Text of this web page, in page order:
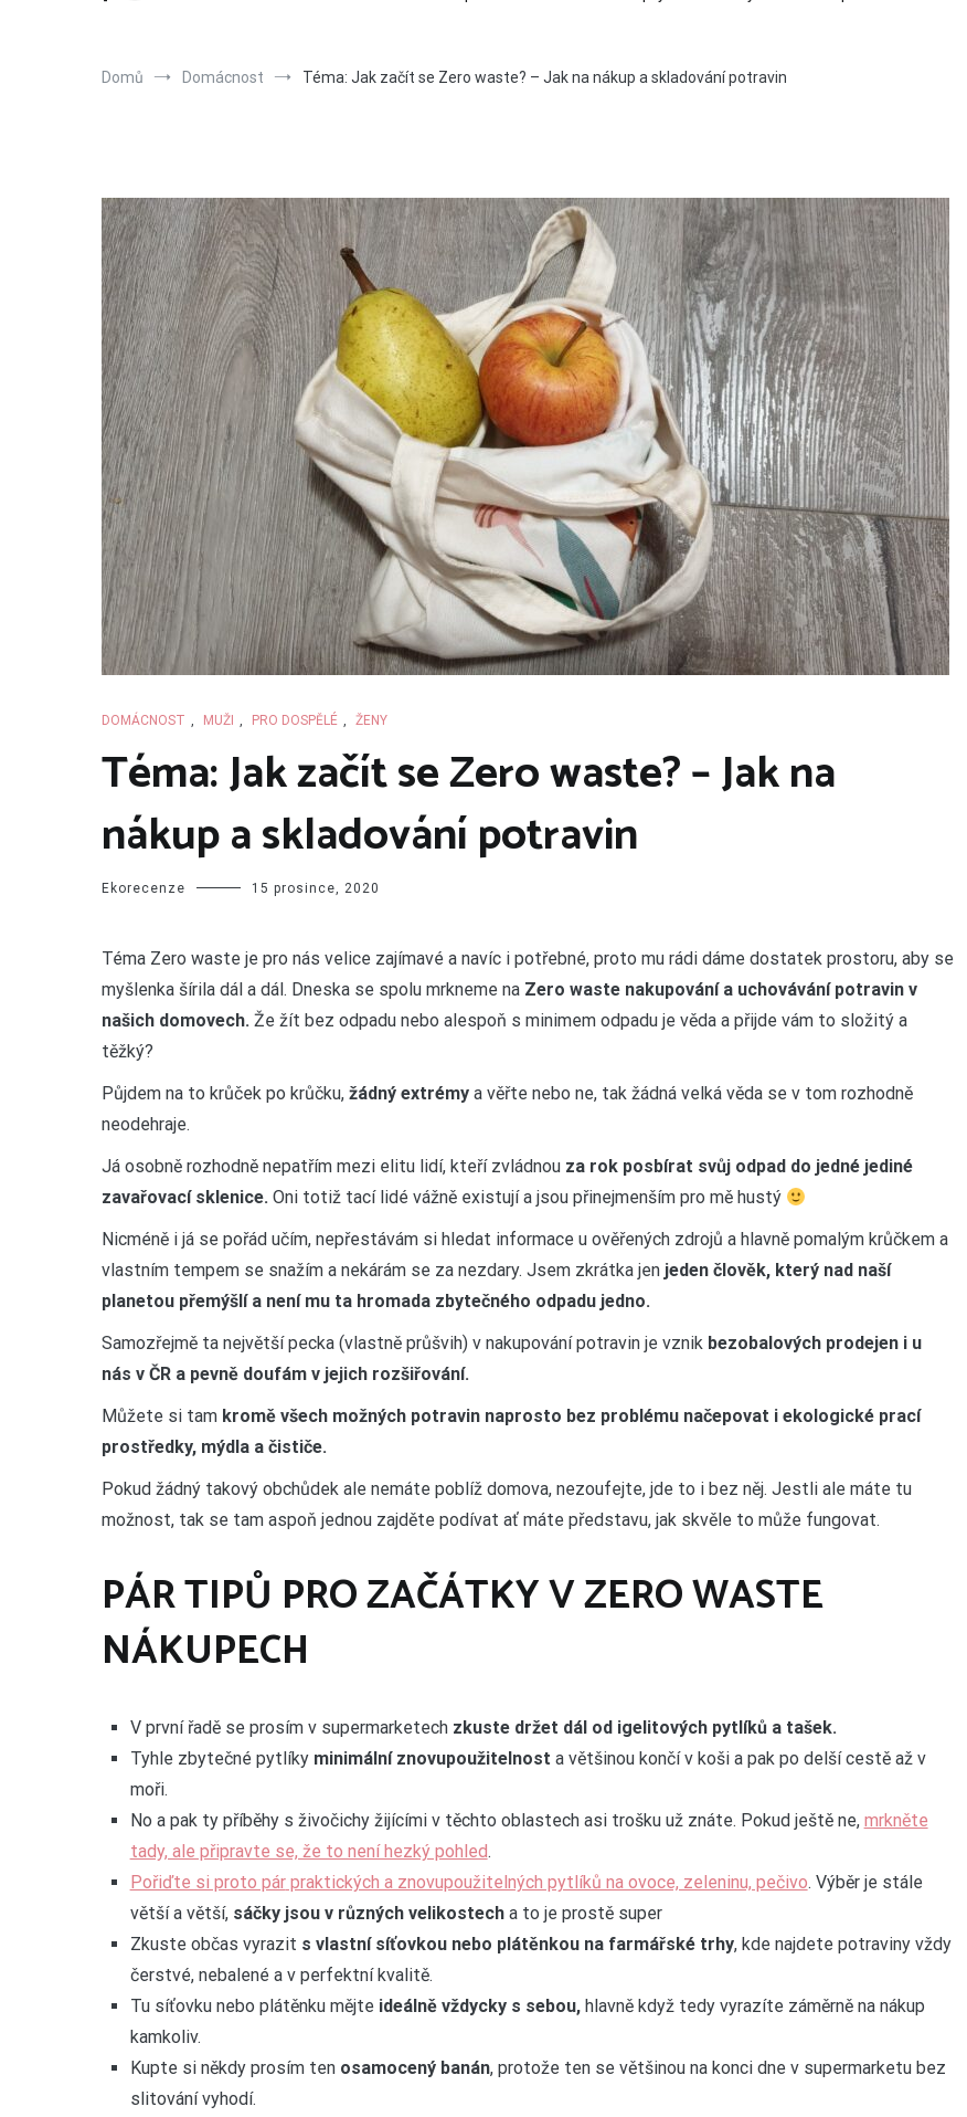
Domů Domácnost Téma: Jak začít se Zero waste? – Jak na nákup a skladování potravin
DOMÁCNOST , MUŽI , PRO DOSPĚLÉ , ŽENY
Téma: Jak začít se Zero waste? – Jak na
nákup a skladování potravin
Ekorecenze 15 prosince, 2020
Téma Zero waste je pro nás velice zajímavé a navíc i potřebné, proto mu rádi dáme dostatek prostoru, aby se
myšlenka šírila dál a dál. Dneska se spolu mrkneme na Zero waste nakupování a uchovávání potravin v
našich domovech. Že žít bez odpadu nebo alespoň s minimem odpadu je věda a přijde vám to složitý a
těžký?
Půjdem na to krůček po krůčku, žádný extrémy a věřte nebo ne, tak žádná velká věda se v tom rozhodně
neodehraje.
Já osobně rozhodně nepatřím mezi elitu lidí, kteří zvládnou za rok posbírat svůj odpad do jedné jediné
zavařovací sklenice. Oni totiž tací lidé vážně existují a jsou přinejmenším pro mě hustý
Nicméně i já se pořád učím, nepřestávám si hledat informace u ověřených zdrojů a hlavně pomalým krůčkem a
vlastním tempem se snažím a nekárám se za nezdary. Jsem zkrátka jen jeden člověk, který nad naší
planetou přemýšlí a není mu ta hromada zbytečného odpadu jedno.
Samozřejmě ta největší pecka (vlastně průšvih) v nakupování potravin je vznik bezobalových prodejen i u
nás v ČR a pevně doufám v jejich rozšiřování.
Můžete si tam kromě všech možných potravin naprosto bez problému načepovat i ekologické prací
prostředky, mýdla a čističe.
Pokud žádný takový obchůdek ale nemáte poblíž domova, nezoufejte, jde to i bez něj. Jestli ale máte tu
možnost, tak se tam aspoň jednou zajděte podívat ať máte představu, jak skvěle to může fungovat.
PÁR TIPŮ PRO ZAČÁTKY V ZERO WASTE
NÁKUPECH
V první řadě se prosím v supermarketech zkuste držet dál od igelitových pytlíků a tašek.
Tyhle zbytečné pytlíky minimální znovupoužitelnost a většinou končí v koši a pak po delší cestě až v
moři.
No a pak ty příběhy s živočichy žijícími v těchto oblastech asi trošku už znáte. Pokud ještě ne, mrkněte
tady, ale připravte se, že to není hezký pohled.
Pořiďte si proto párpraktických a znovupoužitelných pytlíků na ovoce, zeleninu, pečivo. Výběr je stále
větší a větší, sáčky jsou v různých velikostecha to je prostě super
Zkuste občas vyrazit s vlastní síťovkou nebo plátěnkou na farmářské trhy, kde najdete potraviny vždy
čerstvé, nebalené a v perfektní kvalitě.
Tu síťovku nebo plátěnku mějte ideálně vždycky s sebou,hlavně když tedy vyrazíte záměrně na nákup
kamkoliv.
Kupte si někdy prosím ten osamocený banán, protože ten se většinou na konci dne v supermarketu bez
slitování vyhodí.